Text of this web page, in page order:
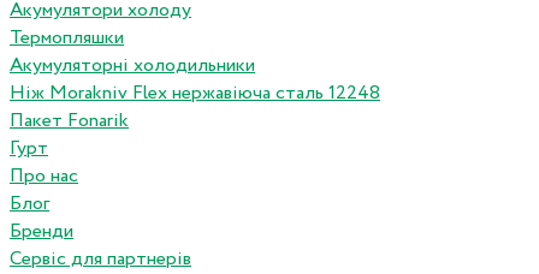
Акумулятори холоду
Термопляшки
Акумуляторні холодильники
Ніж Morakniv Flex нержавіюча сталь 12248
Пакет Fonarik
Гурт
Про нас
Блог
Бренди
Сервіс для партнерів